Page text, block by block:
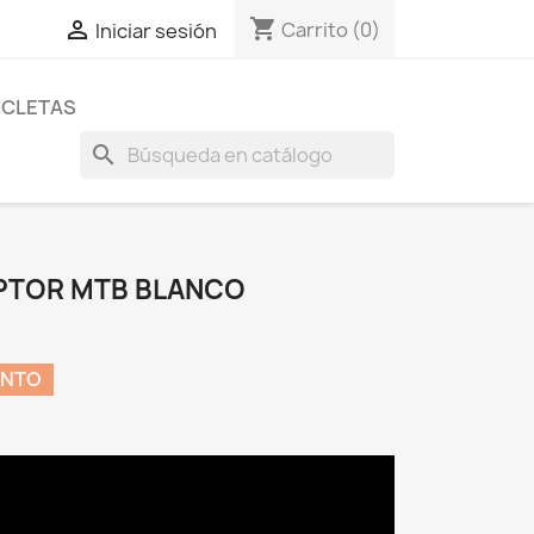
 Iniciar sesión shopping_cart Carrito (0)
search
MTB BLANCO